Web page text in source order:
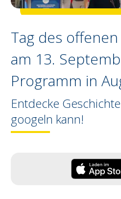
Tag des
am 13.
Programm in
Entdecke
googeln kann!